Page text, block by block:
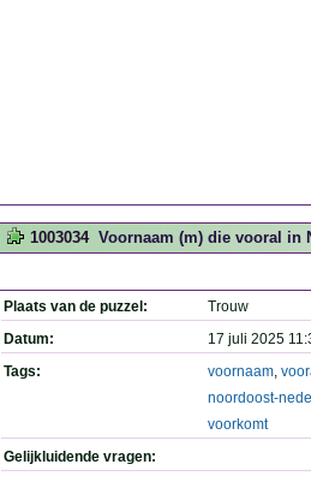
1003034 Voornaam (m) die vooral in
Plaats van de puzzel:
Trouw
Datum:
17 juli 2025
Tags:
voornaam,
noordoost-
voorkomt
Gelijkluidende vragen: